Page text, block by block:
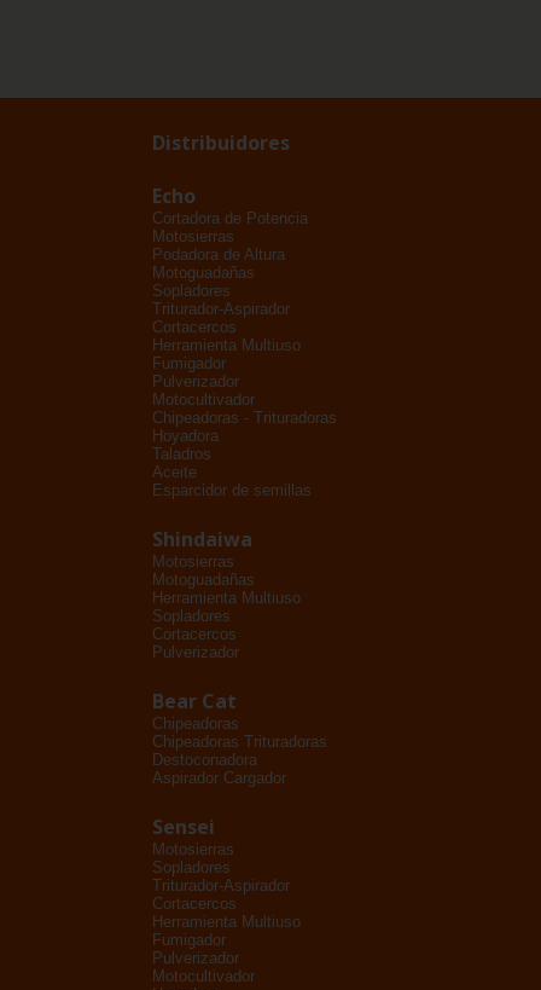
Distribuidores
Echo
Cortadora de Potencia
Motosierras
Podadora de Altura
Motoguadañas
Sopladores
Triturador-Aspirador
Cortacercos
Herramienta Multiuso
Fumigador
Pulverizador
Motocultivador
Chipeadoras - Trituradoras
Hoyadora
Taladros
Aceite
Esparcidor de semillas
Shindaiwa
Motosierras
Motoguadañas
Herramienta Multiuso
Sopladores
Cortacercos
Pulverizador
Bear Cat
Chipeadoras
Chipeadoras Trituradoras
Destoconadora
Aspirador Cargador
Sensei
Motosierras
Sopladores
Triturador-Aspirador
Cortacercos
Herramienta Multiuso
Fumigador
Pulverizador
Motocultivador